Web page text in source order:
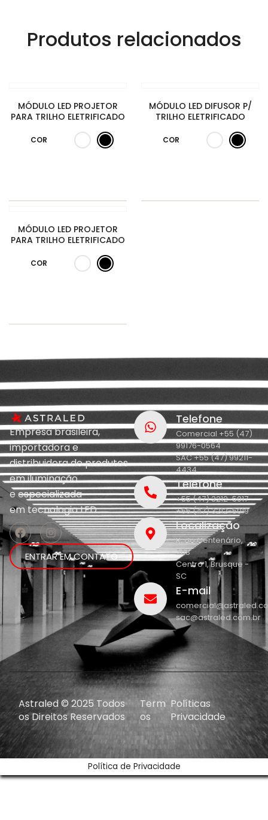
Produtos relacionados
MÓDULO LED PROJETOR
PARA TRILHO ELETRIFICADO
COR
MÓDULO LED DIFUSOR P/
TRILHO ELETRIFICADO
COR
MÓDULO LED PROJETOR
PARA TRILHO ELETRIFICADO
COR
Empresa brasileira,
importadora e
distribuidora de produtos
em iluminação
eespecializada
emtecnologia LED.
ENTRAR EM CONTATO
Telefone
Comercial +55 (47)
99176-0564
SAC +55 (47) 99211-
4434
Telefone
+55 (47) 3212-5017
+55 (47) 3212-5019
Localização
R. do Centenário,
208
Centro 1, Brusque -
SC
E-mail
sac@astraled.com.br
Astraled © 2025 Todos
os Direitos Reservados
Term
os
Políticas
Privacidade
Política de Privacidade